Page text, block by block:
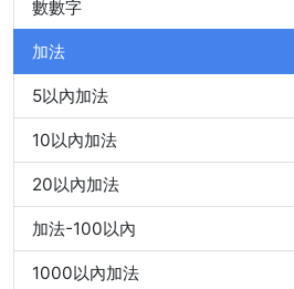
數數字
加法
5以內加法
10以內加法
20以內加法
加法-100以內
1000以內加法